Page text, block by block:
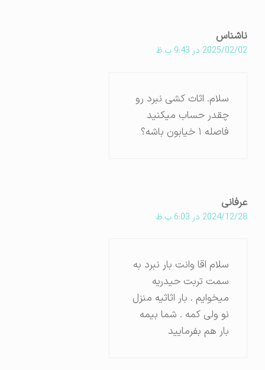
ناشناس
2025/02/02 در 9:43 ب.ظ
سلام. اثاث کشی نبرد رو
چقدر حساب میکنید
فاصله ۱ خیابون باشه؟
عرفانی
2024/12/28 در 6:03 ب.ظ
سلام اقا وانت بار نبرد به
سمت تربت حیدریه
میخوایم . بار اثاثیه منزل
نو ولی کمه . شما بیمه
بار هم بفرمایید